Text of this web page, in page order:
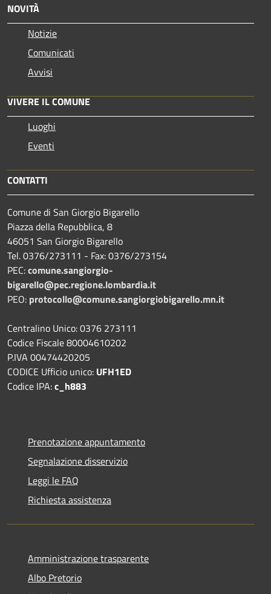
NOVITÀ
Notizie
Comunicati
Avvisi
VIVERE IL COMUNE
Luoghi
Eventi
CONTATTI
Comune di San Giorgio Bigarello
Piazza della Repubblica, 8
46051 San Giorgio Bigarello
Tel. 0376/273111 - Fax: 0376/273154
PEC:comune.sangiorgio-
bigarello@pec.regione.lombardia.it
PEO: protocollo@comune.sangiorgiobigarello.mn.it
Centralino Unico: 0376 273111
Codice Fiscale 80004610202
P.IVA 00474420205
CODICE Ufficio unico: UFH1ED
Codice IPA:c_h883
Prenotazione appuntamento
Segnalazione disservizio
Leggi le FAQ
Richiesta assistenza
Amministrazione trasparente
Albo Pretorio